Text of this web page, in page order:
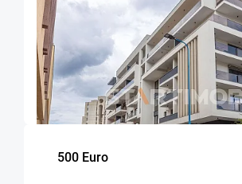
OFERTA NOUA EXCLUSIVITATE
Apartament cu parcare si boxa
Universitatii
Brasov
1
dormitor
1
Etaj
500 Euro